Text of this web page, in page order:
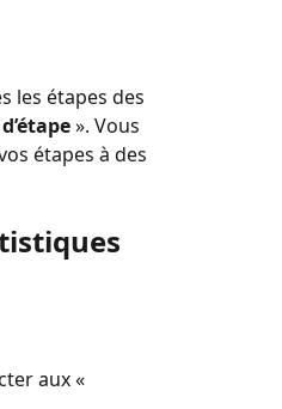
les étapes des
». Vous
étapes à des
aux «